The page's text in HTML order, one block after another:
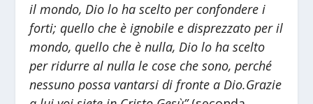
il mondo, Dio lo ha scelto per confondere i
forti; quello che è ignobile e disprezzato per il
mondo, quello che è nulla, Dio lo ha scelto
per ridurre al nulla le cose che sono, perché
nessuno possa vantarsi di fronte a Dio.Grazie